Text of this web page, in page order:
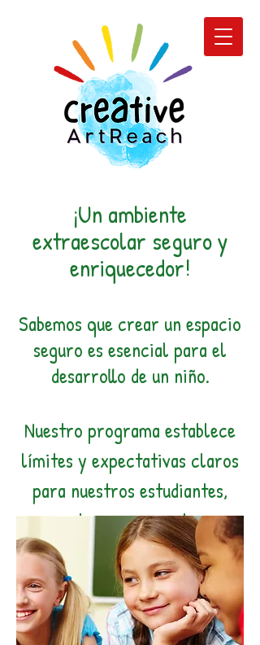
¡Un ambiente
extraescolar seguro y
enriquecedor!
Sabemos que crear un espacio
seguro es esencial para el
desarrollo de un niño.
Nuestro programa establece
límites y expectativas claros
para nuestros estudiantes,
padres y personal.